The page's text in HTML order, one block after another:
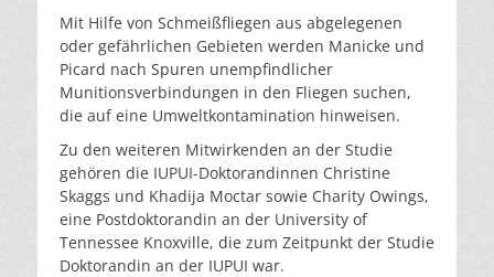
Mit Hilfe von Schmeißfliegen aus abgelegenen
oder gefährlichen Gebieten werden Manicke und
Picard nach Spuren unempfindlicher
Munitionsverbindungen in den Fliegen suchen,
die auf eine Umweltkontamination hinweisen.
Zu den weiteren Mitwirkenden an der Studie
gehören die IUPUI-Doktorandinnen Christine
Skaggs und Khadija Moctar sowie Charity Owings,
eine Postdoktorandin an der University of
Tennessee Knoxville, die zum Zeitpunkt der Studie
Doktorandin an der IUPUI war.